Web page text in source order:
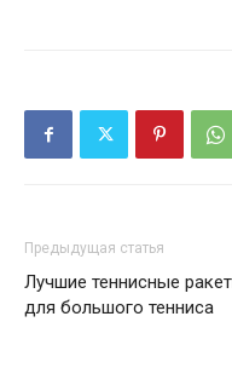
Предыдущая статья
Лучшие теннисные
для большого тенниса